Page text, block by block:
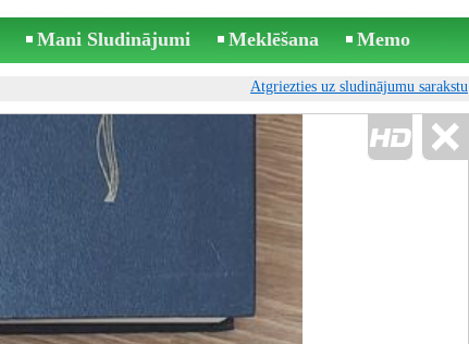
Mani Sludinājumi Meklēšana Memo
Atgriezties uz sludinājumu sarakstu